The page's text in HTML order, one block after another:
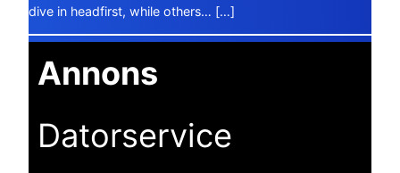
dive in headfirst, while others… […]
Annons
Datorservice